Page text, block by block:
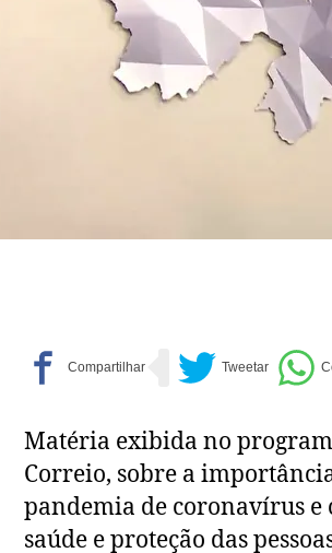
Matéria exibida no
Correio, sobre a
pandemia de coronavírus e
saúde e proteção das